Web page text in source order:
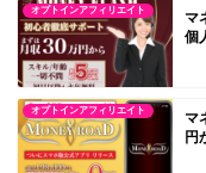
オプトインアフィリエイト
マ
個
オプトインアフィリエイト
マ
円